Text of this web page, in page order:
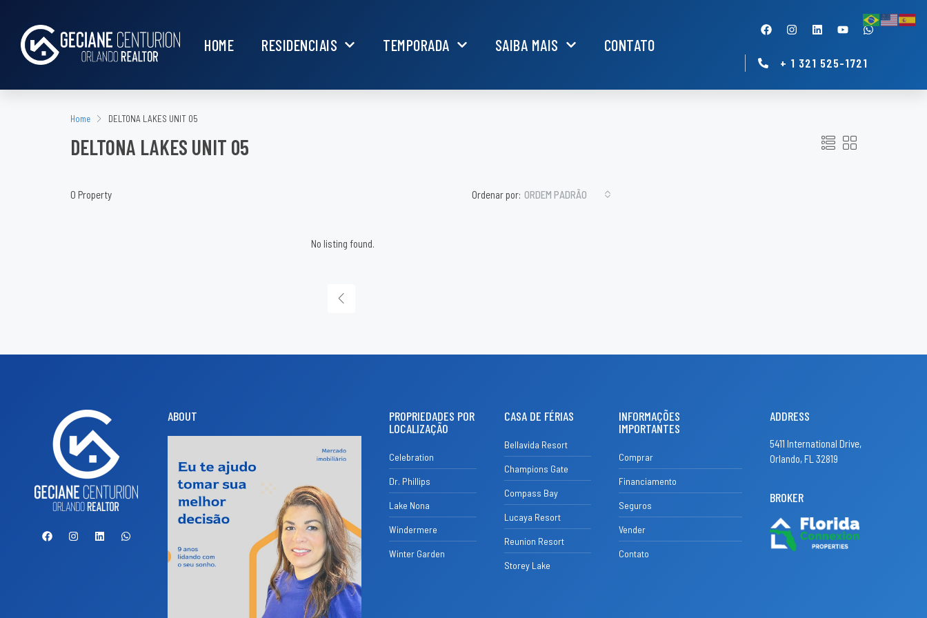
HOME RESIDENCIAIS TEMPORADA SAIBA MAIS CONTATO
+ 1 321 525-1721
Home DELTONA LAKES UNIT 05
DELTONA LAKES UNIT 05
0 Property Ordenar por: ORDEM PADRÃO
No listing found.
ABOUT
PROPRIEDADES POR
LOCALIZAÇÃO
Celebration
Dr. Phillips
Lake Nona
Windermere
Winter Garden
CASA DE FÉRIAS
Bellavida Resort
Champions Gate
Compass Bay
Lucaya Resort
Reunion Resort
Storey Lake
INFORMAÇÕES
IMPORTANTES
Comprar
Financiamento
Seguros
Vender
Contato
ADDRESS
5411 International Drive,
Orlando, FL 32819
BROKER